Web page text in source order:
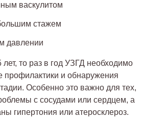
васкулитом
стажем
давлении
то раз в год УЗГД необходимо
профилактики и обнаружения
Особенно это важно для тех,
с сосудами или сердцем, а
гипертония или атеросклероз.